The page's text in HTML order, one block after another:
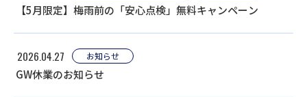
【5月限定】梅雨前の「安心点検」無料キャンペーン
2026.04.27 お知らせ
GW休業のお知らせ